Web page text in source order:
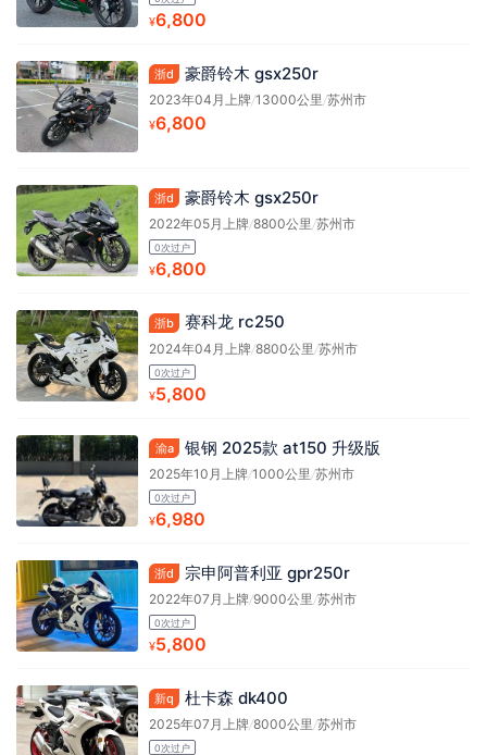
¥6,800
浙d 豪爵铃木 gsx250r
2023年04月上牌/13000公里 /苏州市
¥6,800
浙d 豪爵铃木 gsx250r
2022年05月上牌/8800公里 /苏州市
0次过户
¥6,800
浙b 赛科龙 rc250
2024年04月上牌/8800公里 /苏州市
0次过户
¥5,800
渝a 银钢 2025款 at150 升级版
2025年10月上牌/1000公里 /苏州市
0次过户
¥6,980
浙d 宗申阿普利亚 gpr250r
2022年07月上牌/9000公里 /苏州市
0次过户
¥5,800
新q 杜卡森 dk400
2025年07月上牌/8000公里 /苏州市
0次过户